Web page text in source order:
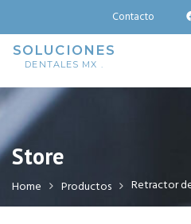
content
Contacto
SOLUCIONES
DENTALES MX .
Store
Home Productos Retractor